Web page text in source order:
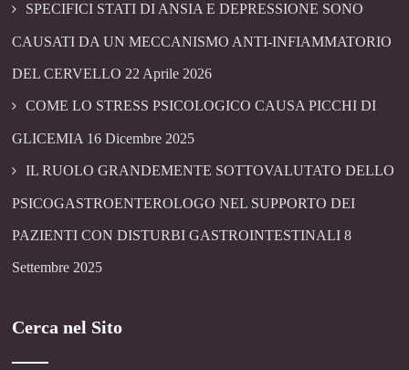
SPECIFICI STATI DI ANSIA E DEPRESSIONE SONO
CAUSATI DA UN MECCANISMO ANTI-INFIAMMATORIO
DEL CERVELLO 22 Aprile 2026
COME LO STRESS PSICOLOGICO CAUSA PICCHI DI
GLICEMIA 16 Dicembre 2025
IL RUOLO GRANDEMENTE SOTTOVALUTATO DELLO
PSICOGASTROENTEROLOGO NEL SUPPORTO DEI
PAZIENTI CON DISTURBI GASTROINTESTINALI 8
Settembre 2025
Cerca nel Sito